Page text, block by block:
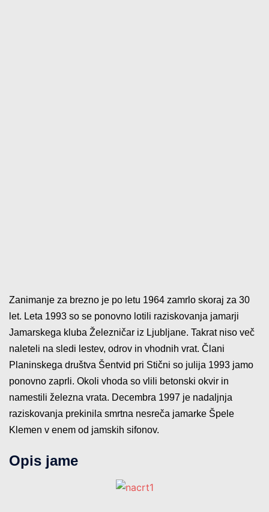
Zanimanje za brezno je po letu 1964 zamrlo skoraj za 30
let. Leta 1993 so se ponovno lotili raziskovanja jamarji
Jamarskega kluba Železničar iz Ljubljane. Takrat niso več
naleteli na sledi lestev, odrov in vhodnih vrat. Člani
Planinskega društva Šentvid pri Stični so julija 1993 jamo
ponovno zaprli. Okoli vhoda so vlili betonski okvir in
namestili železna vrata. Decembra 1997 je nadaljnja
raziskovanja prekinila smrtna nesreča jamarke Špele
Klemen v enem od jamskih sifonov.
Opis jame